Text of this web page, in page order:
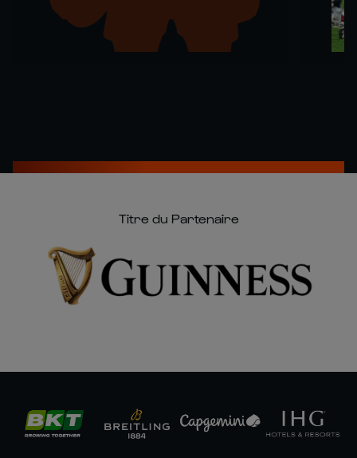
Titre du Partenaire